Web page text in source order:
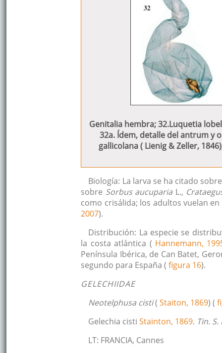
Genitalia hembra; 32.Luquetia
32a. Ídem, detalle del antrum y
gallicolana ( Lienig & Zeller,
Biología: La larva se ha citado
sobre Sorbus aucuparia L.,
como crisálida; los adultos vuelan
2007).
Distribución: La especie se
la costa atlántica ( Hannemann,
Península Ibérica, de Can Batet,
segundo para España (figura 16).
GELECHIIDAE
Neotelphusa cisti(Staiton, 1869) (
Gelechia cistiStainton, 1869. Tin. S.
LT: FRANCIA, Cannes